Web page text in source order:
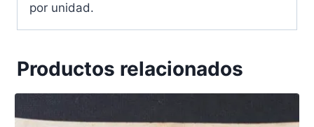
por unidad.
Productos relacionados